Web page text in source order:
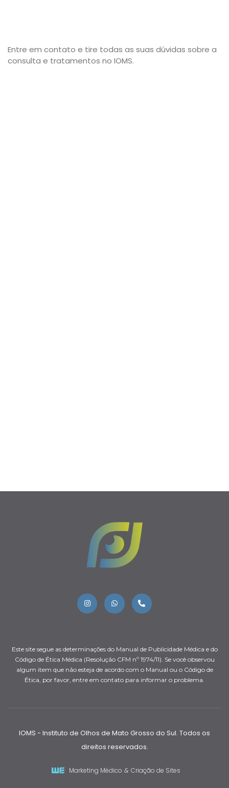
Entre em contato e tire todas as suas dúvidas sobre a
consulta e tratamentos no IOMS.
Este site segue as determinações do Manual de Publicidade Médica e do
Código de Ética Médica (Resolução CFM nº 1974/11). Se você observou
algum item que não esteja de acordo com o Manual ou o Código de
Ética, por favor, entre em contato para informar o problema.
IOMS - Instituto de Olhos de Mato Grosso do Sul. Todos os
direitos reservados.
Marketing Médico & Criação de Sites